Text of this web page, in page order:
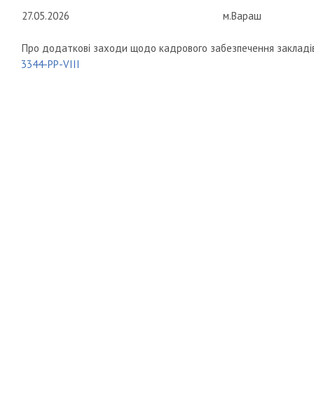
27.05.2026 м.Вараш
Про додаткові заходи щодо кадрового забезпечення
3344-РР-VIII